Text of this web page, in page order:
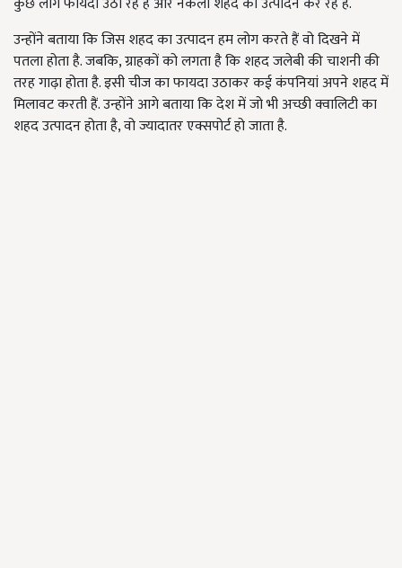
उन्होंने बताया कि जिस शहद का उत्पादन हम लोग करते हैं वो दिखने में
पतला होता है. जबकि, ग्राहकों को लगता है कि शहद जलेबी की चाशनी की
तरह गाढ़ा होता है. इसी चीज का फायदा उठाकर कई कंपनियां अपने शहद में
मिलावट करती हैं. उन्होंने आगे बताया कि देश में जो भी अच्छी क्वालिटी का
शहद उत्पादन होता है, वो ज्यादातर एक्सपोर्ट हो जाता है.